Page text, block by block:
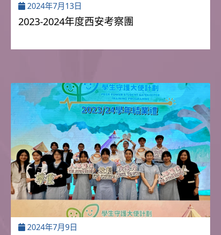
2024年7月13日
2023-2024年度西安考察團
2024年7月9日